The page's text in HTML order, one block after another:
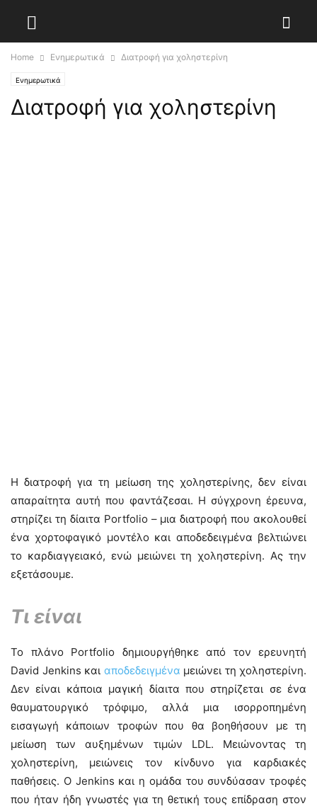
Home Ενημερωτικά Διατροφή για χοληστερίνη
Ενημερωτικά
Διατροφή για χοληστερίνη
Η διατροφή για τη μείωση της χοληστερίνης, δεν είναι
απαραίτητα αυτή που φαντάζεσαι. Η σύγχρονη έρευνα,
στηρίζει τη δίαιτα Portfolio – μια διατροφή που ακολουθεί
ένα χορτοφαγικό μοντέλο και αποδεδειγμένα βελτιώνει
το καρδιαγγειακό, ενώ μειώνει τη χοληστερίνη. Ας την
εξετάσουμε.
Τι είναι
Το πλάνο Portfolio δημιουργήθηκε από τον ερευνητή
David Jenkins και αποδεδειγμένα μειώνει τη χοληστερίνη.
Δεν είναι κάποια μαγική δίαιτα που στηρίζεται σε ένα
θαυματουργικό τρόφιμο, αλλά μια ισορροπημένη
εισαγωγή κάποιων τροφών που θα βοηθήσουν με τη
μείωση των αυξημένων τιμών LDL. Μειώνοντας τη
χοληστερίνη, μειώνεις τον κίνδυνο για καρδιακές
παθήσεις. Ο Jenkins και η ομάδα του συνδύασαν τροφές
που ήταν ήδη γνωστές για τη θετική τους επίδραση στον